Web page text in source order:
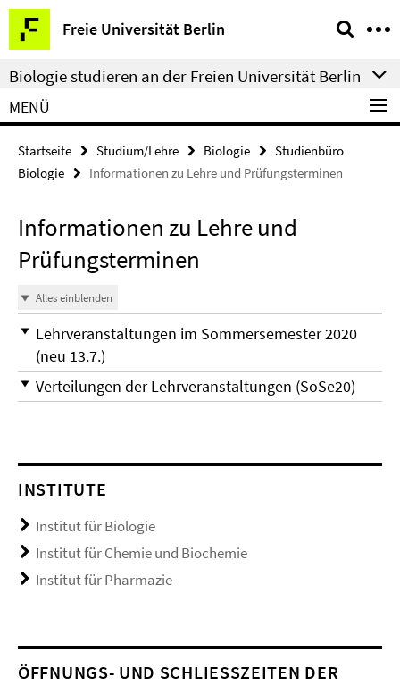
Springe
direkt
zu
Inhalt
Freie Universität Berlin
Service-
Navigation
Biologie studieren an der Freien Universität Berlin
MENÜ
Startseite Studium/Lehre Biologie
Studienbüro
Biologie
Informationen zu Lehre und Prüfungsterminen
Informationen zu Lehre und
Prüfungsterminen
Alles einblenden
Lehrveranstaltungen im Sommersemester 2020
(neu 13.7.)
Verteilungen der Lehrveranstaltungen (SoSe20)
INSTITUTE
Institut für Biologie
Institut für Chemie und Biochemie
Institut für Pharmazie
ÖFFNUNGS- UND SCHLIESSZEITEN DER S